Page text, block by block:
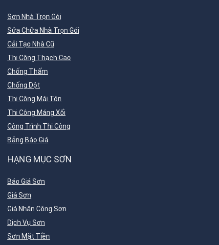
Sơn Nhà Trọn Gói
Sửa Chữa Nhà Trọn Gói
Cải Tạo Nhà Cũ
Thi Công Thạch Cao
Chống Thấm
Chống Dột
Thi Công Mái Tôn
Thi Công Máng Xối
Công Trình Thi Công
Bảng Báo Giá
HẠNG MỤC SƠN
Báo Giá Sơn
Giá Sơn
Giá Nhân Công Sơn
Dịch Vụ Sơn
Sơn Mặt Tiền